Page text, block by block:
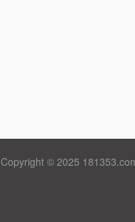
Copyright © 2025